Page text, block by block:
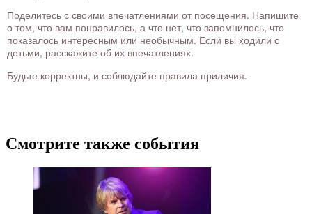
Поделитесь с своими впечатлениями от посещения. Напишите
о том, что вам понравилось, а что нет, что запомнилось, что
показалось интересным или необычным. Если вы ходили с
детьми, расскажите об их впечатлениях.
Будьте корректны, и соблюдайте правила приличия.
Смотрите также события